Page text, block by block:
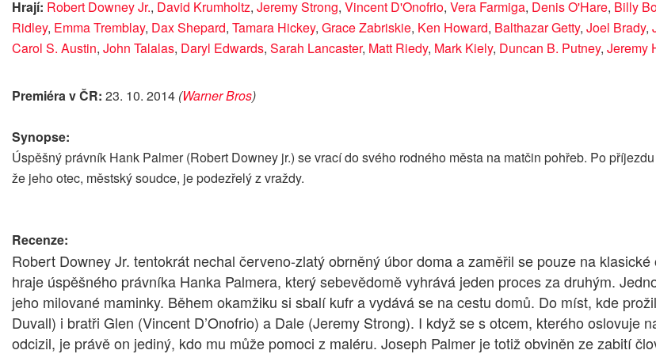
Hrají: Robert Downey Jr., David Krumholtz, Jeremy Strong, Vincent D'Onofrio, Vera Farmiga, Denis O'Hare, Billy
Ridley, Emma Tremblay, Dax Shepard, Tamara Hickey, Grace Zabriskie, Ken Howard, Balthazar Getty, Joel Brady,
Carol S. Austin, John Talalas, Daryl Edwards, Sarah Lancaster, Matt Riedy, Mark Kiely, Duncan B. Putney, Jeremy
Premiéra v ČR: 23. 10. 2014 (Warner Bros)
Synopse:
Úspěšný právník Hank Palmer (Robert Downey jr.) se vrací do svého rodného města na matčin pohřeb. Po
že jeho otec, městský soudce, je podezřelý z vraždy.
Recenze:
Robert Downey Jr. tentokrát nechal červeno-zlatý obrněný úbor doma a zaměřil se pouze na
hraje úspěšného právníka Hanka Palmera, který sebevědomě vyhrává jeden proces za druhým.
jeho milované maminky. Během okamžiku si sbalí kufr a vydává se na cestu domů. Do míst, kde
Duvall) i bratři Glen (Vincent D’Onofrio) a Dale (Jeremy Strong). I když se s otcem, kterého oslovuje
odcizil, je právě on jediný, kdo mu může pomoci z maléru. Joseph Palmer je totiž obviněn ze zabití